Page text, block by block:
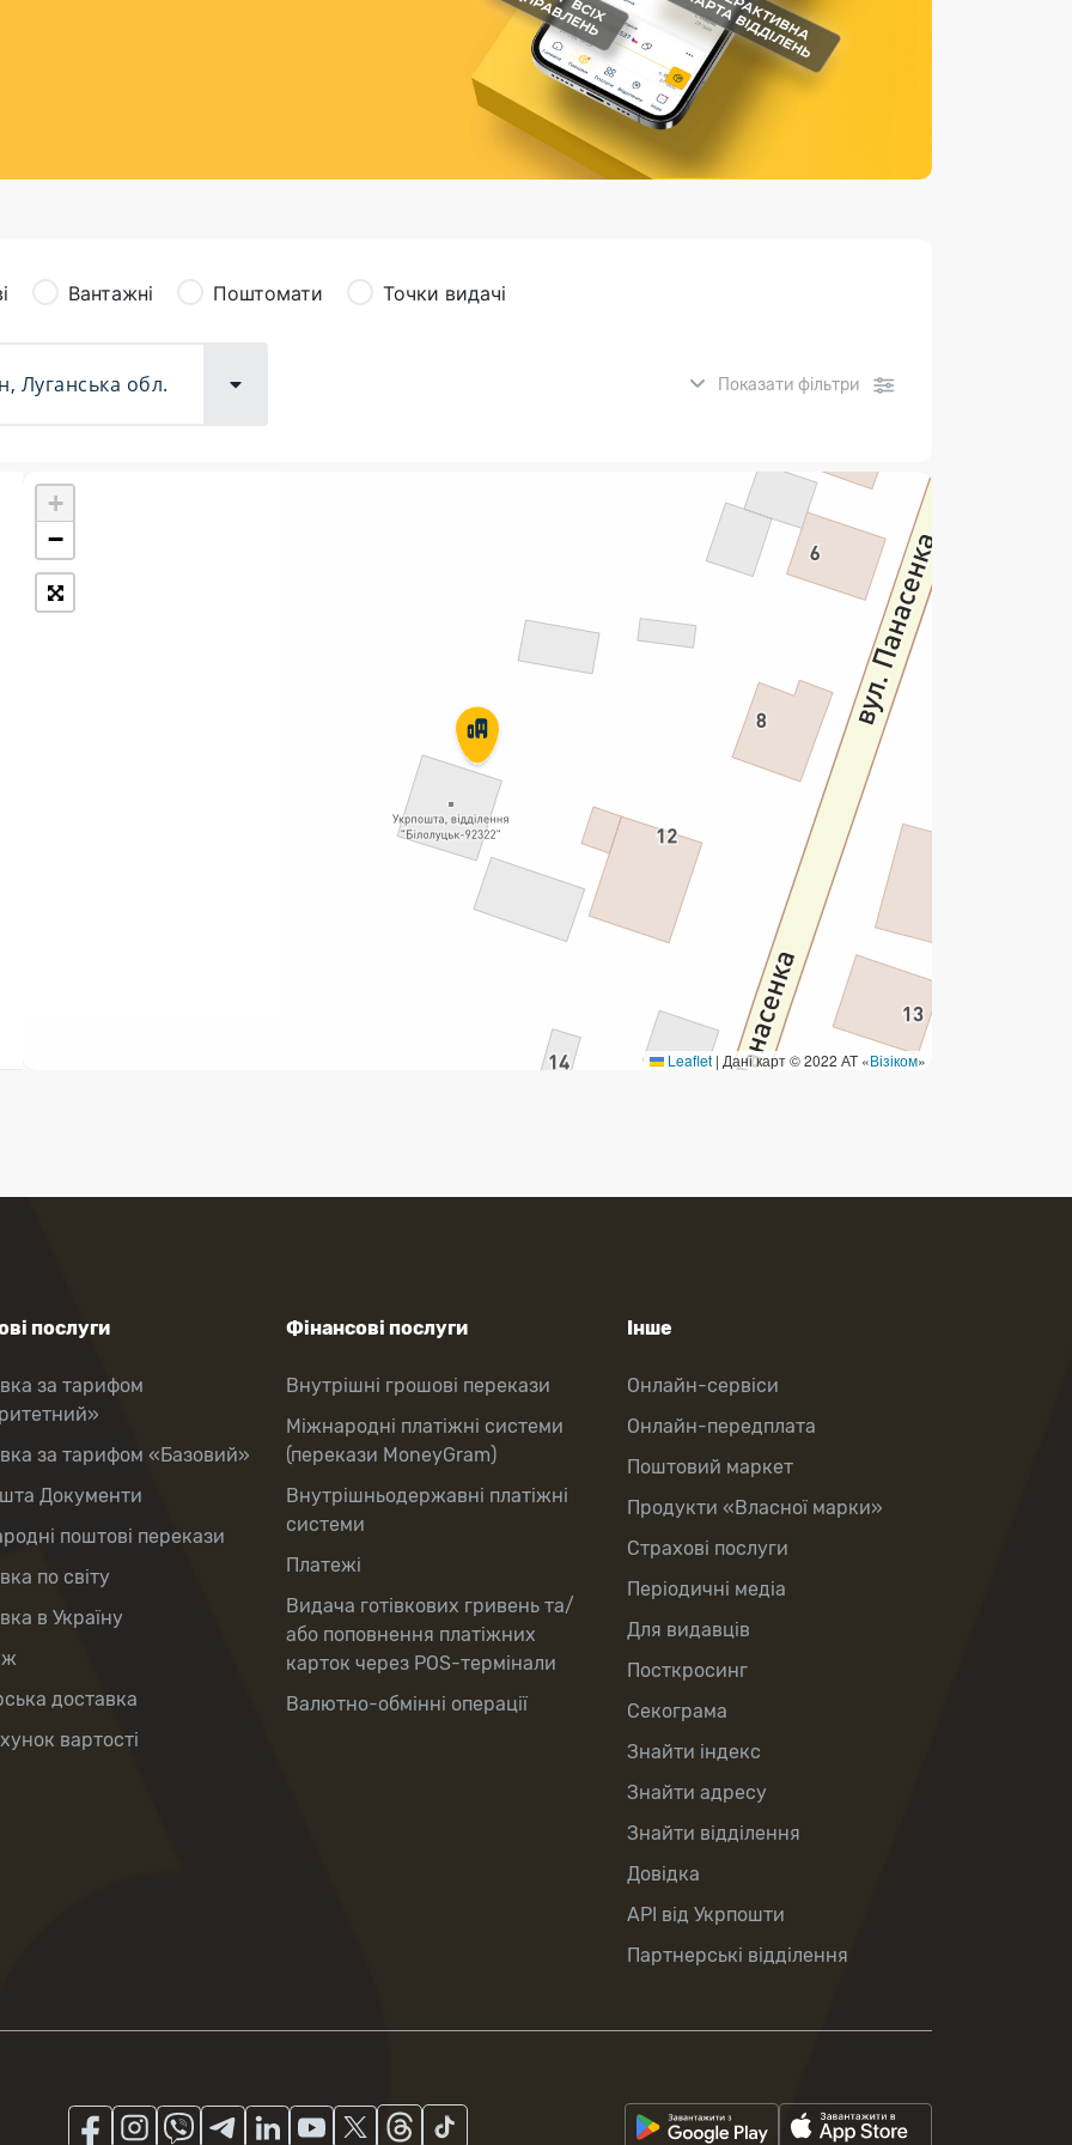
Страхові послуги
Каталог «Укрпошта Маркет»
Вантажні Поштомати Точки видачі
Показати фільтри
Термінові перекази
Перекази
Комунальні та інші платежі
+
−
Leaflet | Дані карт © 2022 АТ «Візіком»
послуги
за тарифом
за тарифом «Базовий»
Документи
поштові перекази
по світу
в Україну
доставка
вартості
Фінансові послуги
Внутрішні грошові перекази
Міжнародні платіжні системи
(перекази MoneyGram)
Внутрішньодержавні платіжні
системи
Платежі
Видача готівкових гривень та/
або поповнення платіжних
карток через POS-термінали
Валютно-обмінні операції
Інше
Онлайн-сервіси
Онлайн-передплата
Поштовий маркет
Продукти «Власної марки»
Страхові послуги
Періодичні медіа
Для видавців
Посткросинг
Секограма
Знайти індекс
Знайти адресу
Знайти відділення
Довідка
API від Укрпошти
Партнерські відділення